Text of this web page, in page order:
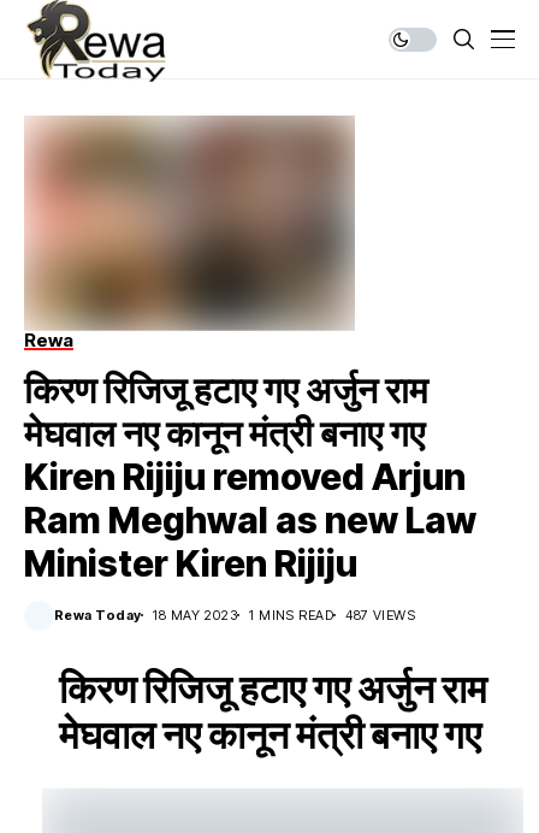
Rewa
किरण रिजिजू हटाए गए अर्जुन राम
मेघवाल नए कानून मंत्री बनाए गए
Kiren Rijiju removed Arjun
Ram Meghwal as new Law
Minister Kiren Rijiju
Rewa Today 18 MAY 2023 1 MINS READ 487 VIEWS
किरण रिजिजू हटाए गए अर्जुन राम
मेघवाल नए कानून मंत्री बनाए गए